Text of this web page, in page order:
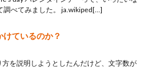
調べてみました。 ja.wikiped[…]
ているのか？
を説明しようとしたんだけど、文字数が